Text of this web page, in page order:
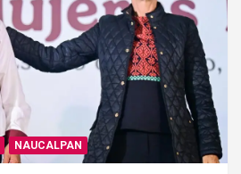
NAUCALPAN